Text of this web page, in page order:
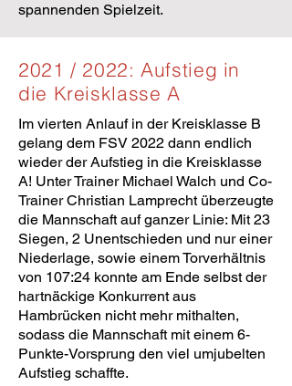
spannenden Spielzeit.
2021 / 2022: Aufstieg in
die Kreisklasse A
Im vierten Anlauf in der Kreisklasse B
gelang dem FSV 2022 dann endlich
wieder der Aufstieg in die Kreisklasse
A! Unter Trainer Michael Walch und Co-
Trainer Christian Lamprecht überzeugte
die Mannschaft auf ganzer Linie: Mit 23
Siegen, 2 Unentschieden und nur einer
Niederlage, sowie einem Torverhältnis
von 107:24 konnte am Ende selbst der
hartnäckige Konkurrent aus
Hambrücken nicht mehr mithalten,
sodass die Mannschaft mit einem 6-
Punkte-Vorsprung den viel umjubelten
Aufstieg schaffte.